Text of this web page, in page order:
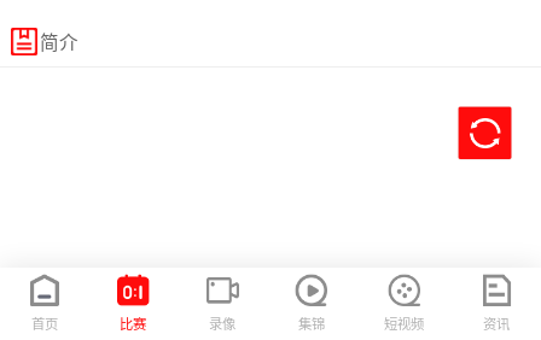
简介
首页 比赛 录像 集锦 短视频 资讯